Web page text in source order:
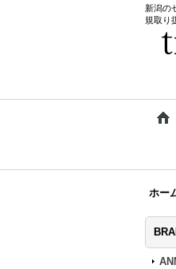
新潟の
規取り
ホー